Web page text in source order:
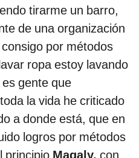
tirarme un barro,
de una organización
por métodos
ropa estoy lavando
gente que
la vida he criticado
a donde está, que en
logros por métodos
principio Magaly, con